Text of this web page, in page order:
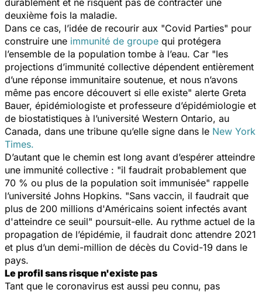
deuxième fois la maladie.
Dans ce cas, l’idée de recourir aux "Covid Parties" pour
construire une immunité de groupe qui protégera
l’ensemble de la population tombe à l’eau. Car "les
projections d’immunité collective dépendent entièrement
d’une réponse immunitaire soutenue, et nous n’avons
même pas encore découvert si elle existe" alerte Greta
Bauer, épidémiologiste et professeure d’épidémiologie et
de biostatistiques à l’université Western Ontario, au
Canada, dans une tribune qu’elle signe dans le New York
Times.
D’autant que le chemin est long avant d’espérer atteindre
une immunité collective : "il faudrait probablement que
70 % ou plus de la population soit immunisée" rappelle
l’université Johns Hopkins. "Sans vaccin, il faudrait que
plus de 200 millions d'Américains soient infectés avant
d'atteindre ce seuil" poursuit-elle. Au rythme actuel de la
propagation de l’épidémie, il faudrait donc attendre 2021
et plus d’un demi-million de décès du Covid-19 dans le
pays.
Le profil sans risque n'existe pas
Tant que le coronavirus est aussi peu connu, pas